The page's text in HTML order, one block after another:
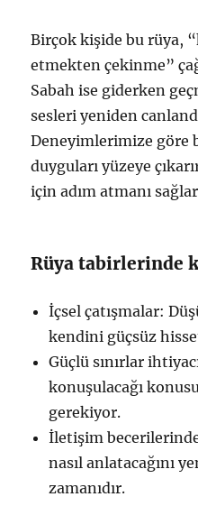
Birçok kişide bu rüya,
etmekten çekinme”
Sabah ise giderken
sesleri yeniden
Deneyimlerimize göre
duyguları yüzeye
için adım atmanı
Rüya tabirlerinde
İçsel çatışmalar:
kendini güçsüz
Güçlü sınırlar
konuşulacağı
gerekiyor.
İletişim
nasıl anlatacağını
zamanıdır.